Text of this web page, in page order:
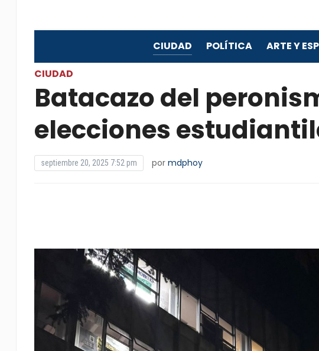
CIUDAD POLÍTICA ARTE Y
CIUDAD
Batacazo del
elecciones
septiembre 20, 2025 7:52 pm por mdphoy